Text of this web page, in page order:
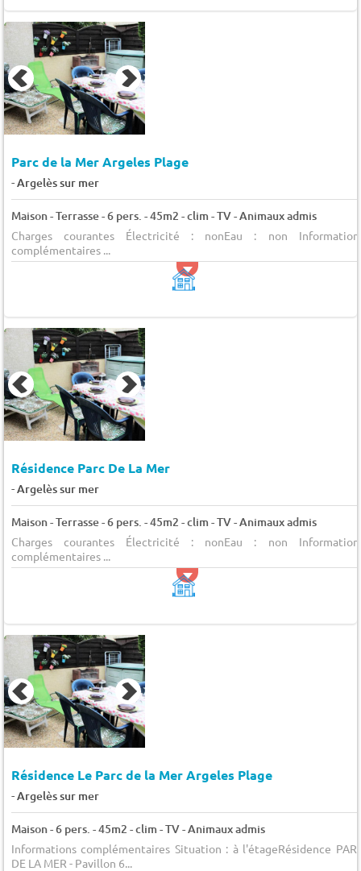
Parc de la Mer Argeles Plage
-Argelès sur mer
Maison - Terrasse - 6 pers. - 45m2 - clim - TV - Animaux admis
Charges courantes Électricité : nonEau : non
complémentaires ...
Résidence Parc De La Mer
-Argelès sur mer
Maison - Terrasse - 6 pers. - 45m2 - clim - TV - Animaux admis
Charges courantes Électricité : nonEau : non
complémentaires ...
Résidence Le Parc de la Mer Argeles Plage
-Argelès sur mer
Maison - 6 pers. - 45m2 - clim - TV - Animaux admis
Informations complémentaires Situation : à l'étageRésidence
DE LA MER - Pavillon 6...